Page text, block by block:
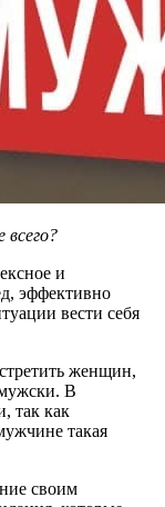
и
эффективно
вести себя
женщин,
В
так как
такая
своим